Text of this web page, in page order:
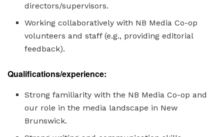
directors/supervisors.
Working collaboratively with NB Media Co-op
volunteers and staff (e.g., providing editorial
feedback).
Qualifications/experience:
Strong familiarity with the NB Media Co-op and
our role in the media landscape in New
Brunswick.